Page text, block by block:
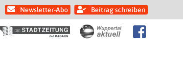
Newsletter-Abo Beitrag schreiben